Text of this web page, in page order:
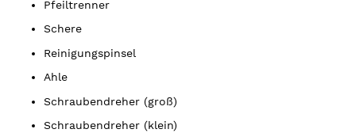
Pfeiltrenner
Schere
Reinigungspinsel
Ahle
Schraubendreher (groß)
Schraubendreher (klein)